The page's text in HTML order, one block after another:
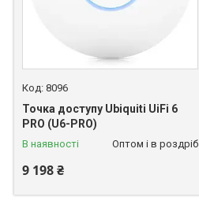
8096
Точка доступу Ubiquiti UiFi 6
PRO (U6-PRO)
В наявності Оптом і в роздріб
9 198 ₴